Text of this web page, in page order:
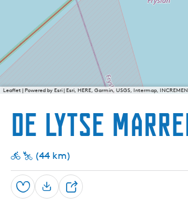
Leaflet|Powered by Esri | Esri, HERE, Garmin, USGS, Intermap,
De Lytse
(44 km)
Opslaan
D